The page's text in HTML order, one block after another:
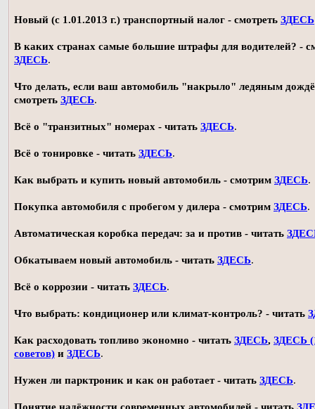
Новый (с 1.01.2013 г.) транспортный налог - смотреть ЗДЕСЬ
В каких странах самые большие штрафы для водителей? -
ЗДЕСЬ.
Что делать, если ваш автомобиль "накрыло" ледяным
смотреть ЗДЕСЬ.
Всё о "транзитных" номерах - читать ЗДЕСЬ.
Всё о тонировке - читать ЗДЕСЬ.
Как выбрать и купить новый автомобиль - смотрим ЗДЕСЬ.
Покупка автомобиля с пробегом у дилера - смотрим ЗДЕСЬ.
Автоматическая коробка передач: за и против - читать
Обкатываем новый автомобиль - читать ЗДЕСЬ.
Всё о коррозии - читать ЗДЕСЬ.
Что выбрать: кондиционер или климат-контроль? - читать
Как расходовать топливо экономно - читать ЗДЕСЬ, ЗДЕСЬ
советов) и ЗДЕСЬ.
Нужен ли парктроник и как он работает - читать ЗДЕСЬ.